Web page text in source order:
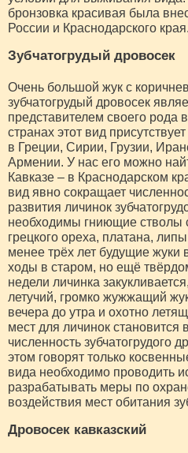
бронзовка красивая была
России и Краснодарского края.
Зубчатогрудый дровосек
Очень большой жук с
зубчатогрудый дровосек
представителем своего рода
странах этот вид
в Греции, Сирии, Грузии,
Армении. У нас его можно
Кавказе – в Краснодарском
вид явно сокращает
развития личинок
необходимы гниющие стволы
грецкого ореха, платана,
менее трёх лет будущие жуки
ходы в старом, но ещё
недели личинка
летучий, громко жужжащий
вечера до утра и охотно
мест для личинок
численность зубчатогрудого
этом говорят только
вида необходимо проводить
разрабатывать меры по
воздействия мест обитания
Дровосек кавказский